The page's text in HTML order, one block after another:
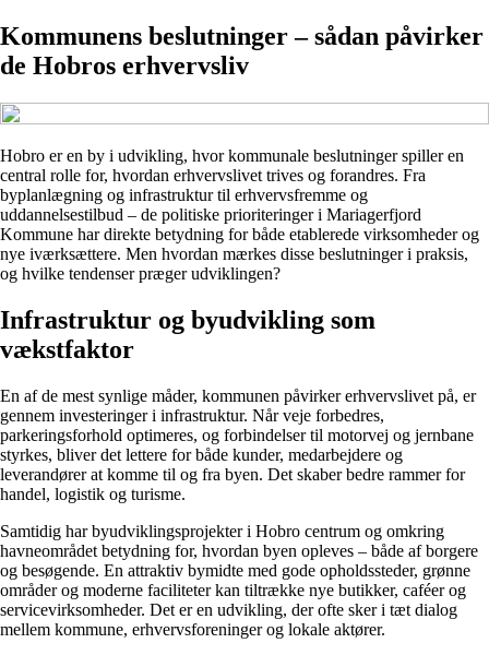
Kommunens beslutninger – sådan påvirker
de Hobros erhvervsliv
Hobro er en by i udvikling, hvor kommunale beslutninger spiller en
central rolle for, hvordan erhvervslivet trives og forandres. Fra
byplanlægning og infrastruktur til erhvervsfremme og
uddannelsestilbud – de politiske prioriteringer i Mariagerfjord
Kommune har direkte betydning for både etablerede virksomheder og
nye iværksættere. Men hvordan mærkes disse beslutninger i praksis,
og hvilke tendenser præger udviklingen?
Infrastruktur og byudvikling som
vækstfaktor
En af de mest synlige måder, kommunen påvirker erhvervslivet på, er
gennem investeringer i infrastruktur. Når veje forbedres,
parkeringsforhold optimeres, og forbindelser til motorvej og jernbane
styrkes, bliver det lettere for både kunder, medarbejdere og
leverandører at komme til og fra byen. Det skaber bedre rammer for
handel, logistik og turisme.
Samtidig har byudviklingsprojekter i Hobro centrum og omkring
havneområdet betydning for, hvordan byen opleves – både af borgere
og besøgende. En attraktiv bymidte med gode opholdssteder, grønne
områder og moderne faciliteter kan tiltrække nye butikker, caféer og
servicevirksomheder. Det er en udvikling, der ofte sker i tæt dialog
mellem kommune, erhvervsforeninger og lokale aktører.